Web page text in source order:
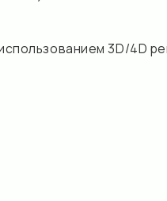
АсАТ, Антитела к ВИЧ
формулы и СОЭ),
АЧТВ)